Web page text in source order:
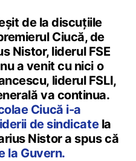
de la discuțiile
Ciucă, de
Nistor, liderul FSE
a venit cu nici o
liderul FSLI,
va continua.
Ciucă i-a
de sindicatela
Nistor a spus că
la Guvern.